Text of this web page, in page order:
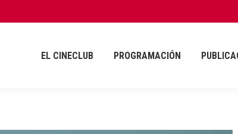
EL CINECLUB PROGRAMACIÓN
EL CINECLUB PROGRAMACIÓN